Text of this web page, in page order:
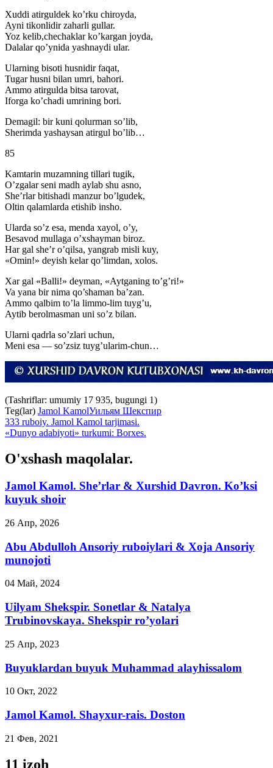
Xuddi atirguldek ko’rku chiroyda,
Ayni tikonlidir zaharli gullar.
Yoz kelib,chechaklar ko’kargan joyda,
Dalalar qo’ynida yashnaydi ular.
Ularning bisoti husnidir faqat,
Tugar husni bilan umri, bahori.
Ammo atirgulda bitsa tarovat,
Iforga ko’chadi umrining bori.
Demagil: bir kuni qolurman so’lib,
Sherimda yashaysan atirgul bo’lib…
85
Kamtarin muzamning tillari tugik,
O’zgalar seni madh aylab shu asno,
She’rlar bitishadi manzur bo’lgudek,
Oltin qalamlarda etishib insho.
Ularda so’z esa, menda xayol, o’y,
Besavod mullaga o’xshayman biroz.
Har gal she’r o’qilsa, yangrab misli kuy,
«Omin!» deyish kelar qo’limdan, xolos.
Xar gal «Balli!» deyman, «Aytganing to’g’ri!»
Va yana bir nima qo’shaman ba’zan.
Ammo qalbim to’la limmo-lim tuyg’u,
Aytib berolmasman uni so’z bilan.
Ularni qadrla so’zlari uchun,
Meni esa — so’zsiz tuyg’ularim-chun…
(Tashriflar: umumiy 17 935, bugungi 1)
Teg(lar) Jamol KamolУильям Шекспир
333 ruboiy. Jamol Kamol tarjimasi.
«Dunyo adabiyoti» turkumi: Borxes.
O'xshash maqolalar.
Jamol Kamol. She’rlar & Xurshid Davron. Ko’ksi
kuyuk shoir
26 Апр, 2026
Abu Abdulloh Ansoriy ruboiylari & Xoja Ansoriy
munojoti
04 Май, 2024
Uilyam Shekspir. Sonetlar & Natalya
Trubinovskaya. Shekspir ro’yolari
25 Апр, 2023
Buyuklardan buyuk Muhammad alayhissalom
10 Окт, 2022
Jamol Kamol. Shayxur-rais. Doston
21 Фев, 2021
11 izoh